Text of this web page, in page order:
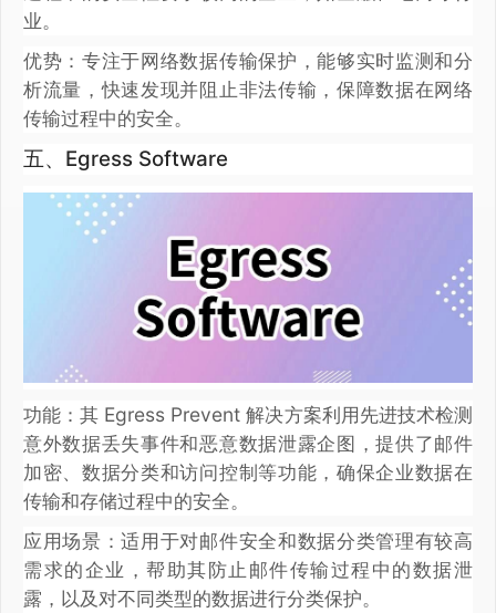
业。
优势：专注于网络数据传输保护，能够实时监测和分
析流量，快速发现并阻止非法传输，保障数据在网络
传输过程中的安全。
五、Egress Software
功能：其 Egress Prevent 解决方案利用先进技术检测
意外数据丢失事件和恶意数据泄露企图，提供了邮件
加密、数据分类和访问控制等功能，确保企业数据在
传输和存储过程中的安全。
应用场景：适用于对邮件安全和数据分类管理有较高
需求的企业，帮助其防止邮件传输过程中的数据泄
露，以及对不同类型的数据进行分类保护。